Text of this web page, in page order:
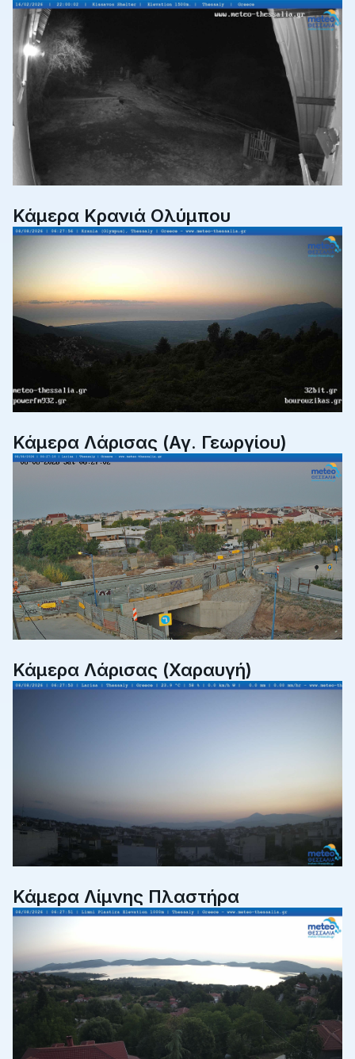
Κάμερα Κρανιά Ολύμπου
Κάμερα Λάρισας (Αγ. Γεωργίου)
Κάμερα Λάρισας (Χαραυγή)
Κάμερα Λίμνης Πλαστήρα